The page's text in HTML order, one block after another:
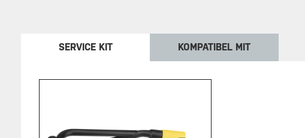
SERVICE KIT KOMPATIBEL MIT